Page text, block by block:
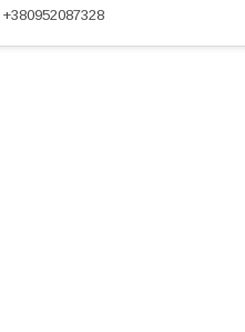
+380952087328